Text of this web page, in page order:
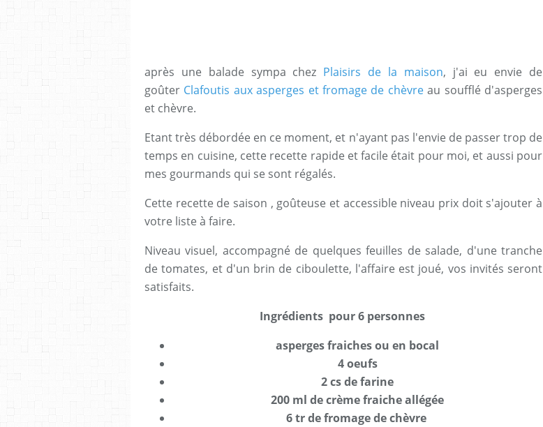
après une balade sympa chez Plaisirs de la maison, j'ai eu envie de
goûter Clafoutis aux asperges et fromage de chèvreau soufflé d'asperges
et chèvre.
Etant très débordée en ce moment, et n'ayant pas l'envie de passer trop de
temps en cuisine, cette recette rapide et facile était pour moi, et aussi pour
mes gourmands qui se sont régalés.
Cette recette de saison , goûteuse et accessible niveau prix doit s'ajouter à
votre liste à faire.
Niveau visuel, accompagné de quelques feuilles de salade, d'une tranche
de tomates, et d'un brin de ciboulette, l'affaire est joué, vos invités seront
satisfaits.
Ingrédients pour 6 personnes
asperges fraiches ou en bocal
4 oeufs
2 cs de farine
200 ml de crème fraiche allégée
6 tr de fromage de chèvre